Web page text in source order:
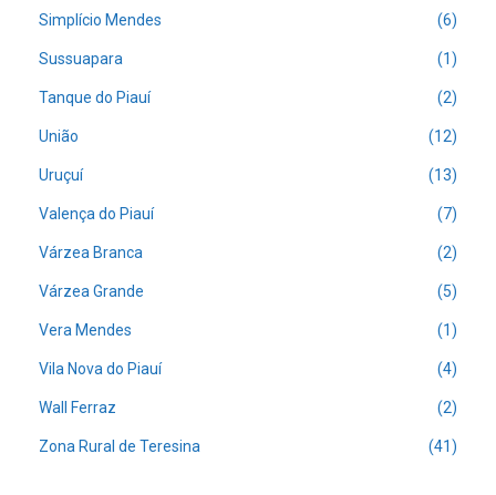
Simplício Mendes (6)
Sussuapara (1)
Tanque do Piauí (2)
União (12)
Uruçuí (13)
Valença do Piauí (7)
Várzea Branca (2)
Várzea Grande (5)
Vera Mendes (1)
Vila Nova do Piauí (4)
Wall Ferraz (2)
Zona Rural de Teresina (41)